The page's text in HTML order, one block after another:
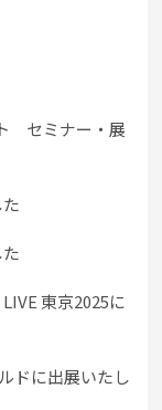
セミナー・展
東京2025に
ドに出展いたし